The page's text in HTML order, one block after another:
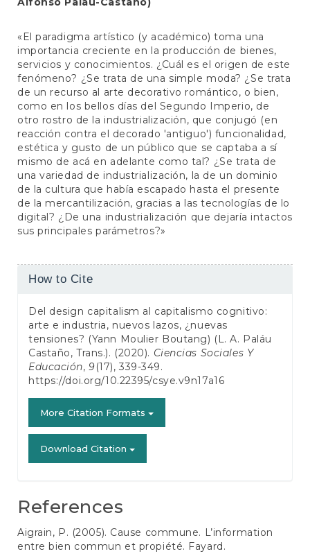
«El paradigma artístico (y académico) toma una
importancia creciente en la producción de bienes,
servicios y conocimientos. ¿Cuál es el origen de este
fenómeno? ¿Se trata de una simple moda? ¿Se trata
de un recurso al arte decorativo romántico, o bien,
como en los bellos días del Segundo Imperio, de
otro rostro de la industrialización, que conjugó (en
reacción contra el decorado 'antiguo') funcionalidad,
estética y gusto de un público que se captaba a sí
mismo de acá en adelante como tal? ¿Se trata de
una variedad de industrialización, la de un dominio
de la cultura que había escapado hasta el presente
de la mercantilización, gracias a las tecnologías de lo
digital? ¿De una industrialización que dejaría intactos
sus principales parámetros?»
Article
How to Cite
Del design capitalism al capitalismo cognitivo:
arte e industria, nuevos lazos, ¿nuevas
tensiones? (Yann Moulier Boutang) (L. A. Paláu
Castaño, Trans.). (2020). Ciencias Sociales Y
Educación,9(17), 339-349.
https://doi.org/10.22395/csye.v9n17a16
More Citation Formats
Download Citation
References
Aigrain, P. (2005). Cause commune. L’information
entre bien commun et propiété. Fayard.